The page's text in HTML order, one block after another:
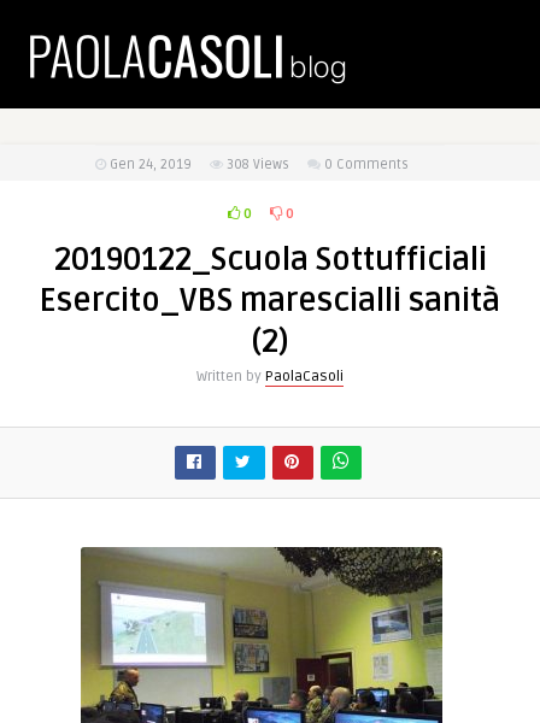
Gen 24, 2019 308 Views 0 Comments
0 0
20190122_Scuola Sottufficiali
Esercito_VBS marescialli sanità
(2)
Written by PaolaCasoli